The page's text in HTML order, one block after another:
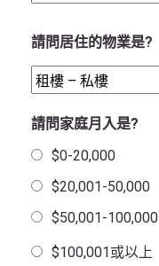
請問居住的物業是?
請問家庭月入是?
$0-20,000
$20,001-50,000
$50,001-100,000
$100,001或以上